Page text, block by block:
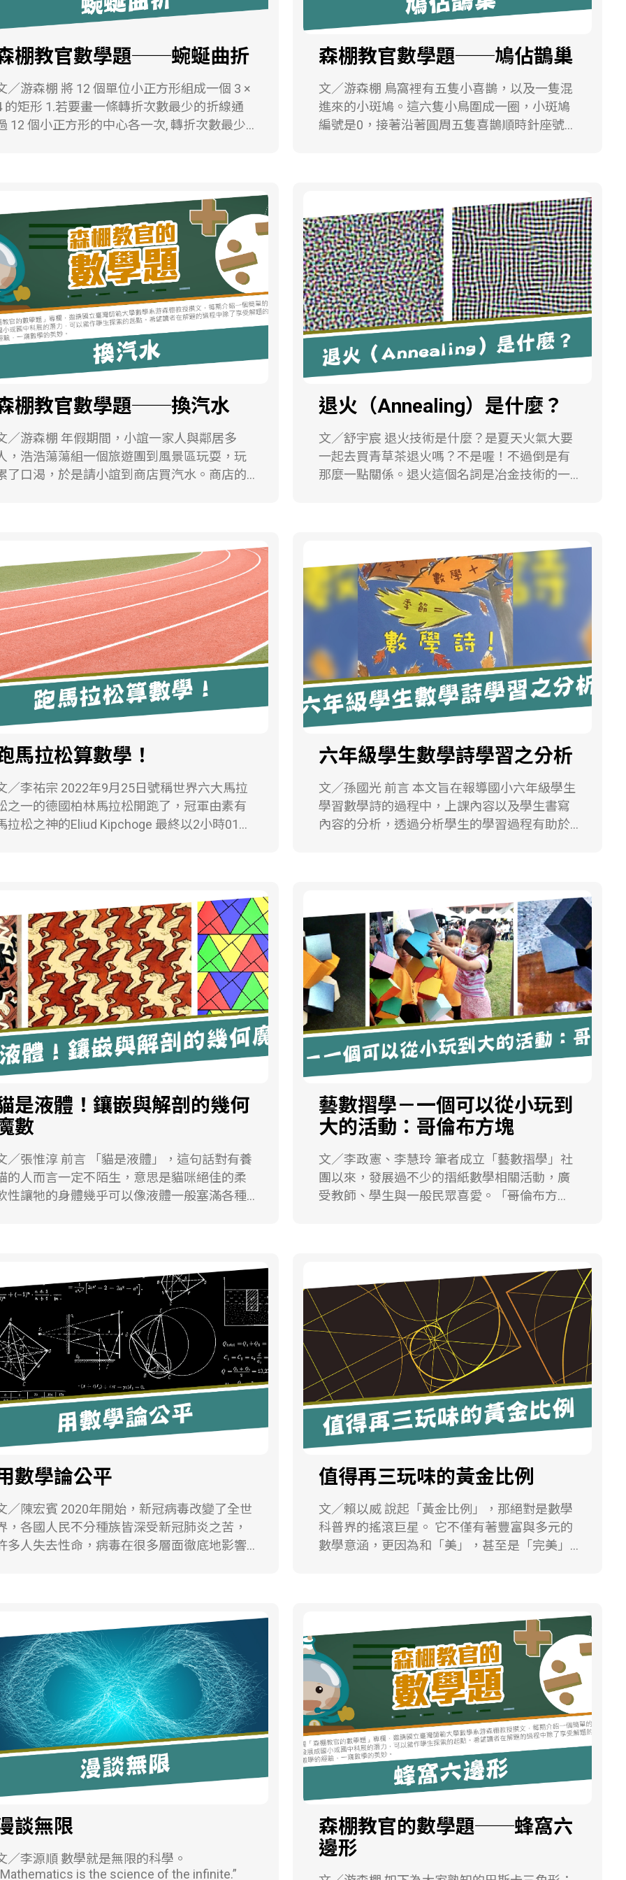
棚教官數學題──蜿蜒曲折
森棚 將 12 個單位小正方形組成一個 3 ×
1.若要畫一條轉折次數最少的折線通
12 個小正方形的中心各一次, 轉折次數最少
森棚教官數學題──鳩佔鵲巢
文／游森棚 鳥窩裡有五隻小喜鵲，以及一隻混
進來的小斑鳩。這六隻小鳥圍成一圈，小斑鳩
編號是0，接著沿著圓周五隻喜鵲順時針座號為
隻被餵食的鳥是由這隻鳥開始，順時針接著沿
著圓周數的第k 隻鳥。然後看這隻鳥的編號是
多少（比如說是r），再由這隻鳥開始沿著圓周
數的第r隻鳥就是下一隻被餵食的鳥，以此類
推。但是如果餵食到斑鳩，食量大的斑鳩會馬
上把所有食物吃光。 因此，如果一開始喜鵲媽
媽選了０號斑鳩，那這樣所有小喜鵲都要餓肚
子了。如果一開始喜鵲媽媽選了２號小鳥餵
食，則會有兩隻小喜鵲吃到食物，餵食順序是
２→４→２→４→２ 如果一開始喜鵲媽媽選了
３號小鳥餵食，則只有這隻小喜鵲吃到食物，
因為餵食順序是 ３→０ 喜鵲媽媽要從幾號小鳥
開始餵，會讓最多小喜鵲吃到食物？ 承上題，
吃最多份食物的小喜鵲吃了幾份食物？ 你能不
能幫五隻小喜鵲的位置排一個順序，使得喜鵲
媽媽從某一隻開始餵食時，會讓五隻小喜鵲都
棚教官數學題──換汽水
森棚 年假期間，小誼一家人與鄰居多
，浩浩蕩蕩組一個旅遊團到風景區玩耍，玩
了口渴，於是請小誼到商店買汽水。商店的
水的錢，請問這個旅遊團最多可以喝到幾瓶
？ 游森棚 國立臺灣師範大學數學系教授
文引用格式：游森棚（2023）。森鵬教官的
學題：蜂窩六邊形。科學研習，62（1），
。
退火（Annealing）是什麼？
文／舒宇宸 退火技術是什麼？是夏天火氣大要
一起去買青草茶退火嗎？不是喔！不過倒是有
那麼一點關係。退火這個名詞是冶金技術的一
個排列更整齊、能量更低，比之前更穩定的狀
態。下圖一是將各種分子想像成不同顏色的像
素，若顏色相似的像素在近距離會互相吸引，
而在遠距離會互相排斥，透過模擬退火的方
式，快速退火就會得到圖一左邊的樣式，而緩
慢退火就會如圖一右圖。從圖一中就可以看出
退火快慢的影響。而這種方式因為有機會得到
最低能量，所以後來退火這個名詞也被衍生成
最佳化的方法之一。 圖1. 快速退火（左圖）與
緩慢退火（右圖）的範例，可以發現右圖的排
列更整齊。 本圖片取自
https://en.wikipedia.org/wiki/Simulated_annealing
退火技術怎麼對金屬以外的過程進行最佳化
呢？舉例來說如果我們用退火法來解決倉儲問
題：一個貨物倉庫，有大小不同的貨物要盡量
放進去這個倉庫中，希望能夠把這個倉庫堆
滿，目標就是讓倉庫剩餘空間最少。這就像上
方法。一開始我們可以隨意放幾件貨物進倉
庫，也就是設定一個初始的放置方法。在此我
們設定一個能量函數，就是將貨物放置到倉庫
之後剩下的倉庫空間。這個問題就是要問怎麼
放貨物進倉庫，才能讓能量函數最小。「加熱
到高溫」的這件事，當然不是在貨物上面加
熱，而是想像有一個高溫讓分子移動，也就是
貨物移動，如改變一下貨物擺放的方式，或是
交換另一個不同的貨物進來倉庫。當然我們希
望每次交換都能讓倉庫剩下的空間越少！但事
一個大貨物交換一個小貨物進來。但誰知道最
後是不是要把大貨物先搬出來，才有可能用小
一個跟溫度有關的接受機率，溫度越高，就有
高的機率允許倉庫內的設置往高能量的方向，
也就是像剛剛所說的，允許搬出一個大貨物換
設定一般會用下列的指數函數： 來設定，其中
T是假想的溫度，Δ是新舊設置之間能量函數的
差異。若新設置的能量函數較舊設置小，就是
找到了更低的能量，此時Δ1，則一定會接受新
的設置。若新設置的能量函數較舊設置大，此
時Δ>0，接受機率p 退火法還可以用在什麼地
方？數獨大家有玩過嗎？就是在一個已經有填
好一些數字的9x9的方格中，每一行、每一列、
每個3x3的框框中填入不重複的1~9的數字。下
圖二就是一個數獨的關卡。我們也可以利用退
每個3x3的框框來思考，舉例來說，圖二的左上
角框框中有2、4、6、3四個數字，因為這3x3
的框框中要有1~9，所以5個空格中可以填入
1、5、7、8、9等5個數字，所以不管填完之後
在行或列上正不正確，總共有5!=120種填入方
先我們得先數字化這個數獨遊戲的目標。也就
是建立一個能量函數：「為每一種不同的填
法，不管它填的正不正確，計算出離數獨遊戲
完成還有多遠。」為了說明這一個能量函數，
我們先隨便找一個方式填入，如圖三。這時候
幾乎不會滿足數獨的規則。像它的第一列就是
524 457 628這九個數字，當中沒有出現1、3、
9這3個數字，這時我們就在它的右邊標記3，以
說明這一列還有3個數字沒有填入。第二列679
319 379沒有出現2、4、5、8這4個數字，我們
就在它的右邊標記4，依此類推可以寫出這9列
還有多少數字沒有填入。而第一行由上而下是
568 457 263，沒有出現1跟9這2個數字，我們
就在它的下面標記2，以說明這一行還有2個數
字沒有填入。依此類推也可以找到每一行還有
馬拉松算數學！
祐宗 2022年9月25日號稱世界六大馬拉
之一的德國柏林馬拉松開跑了，冠軍由素有
拉松之神的Eliud Kipchoge 最終以2小時01分
，指出Eliud Kipchoge平均每公里配速為2分
秒，換算大約為平均每一百公尺17秒的速
。一般民眾一百公尺只花17秒已經有難度
，更何況Eliud Kipchoge是以此速度連續跑了
兩個小時！ 馬拉松運動來自公元前490年
希臘時代雅典與波斯之間的馬拉松戰役。據
希臘在這場戰役中擊敗波斯軍隊，雅典士兵
迪皮德斯為了傳達獲勝訊息，由馬拉松平原
回雅典報捷，隨後力竭而死。後世為了紀念
位士兵，遂將馬拉松平原至雅典的距離（約
公里）變成為一項賽事活動。而經常有人會
：為何全程馬拉松的距離會是42.195公里？
面的195公尺是如來的呢！？其實最初4屆奧
的馬拉松賽，距離都由主辦單位隨意制定。
元896年雅典奧運會，馬拉松的距離不足40
里，西元1900年巴黎奧運會，距離大約是40
里，直到1908年倫敦奧運會，馬拉松的起點
在溫莎城堡，終點設在白城運動場內，賽道
得國際田徑總會（IAAF）金牌等級認證的全
馬拉松。馬拉松的賽道全長為42.195公里。
者近年來有慢跑習慣，因此逐漸了解關於跑
的相關資訊，其中對於長跑界的專有名詞」
速」相當的專注。常聽到跑友互相分享「您
幾分速？」，跑者各有不同的配速：「6分
」、「5分速」、「4分速」等。舉例來說，
謂6分速呢？意即每公里所花的時間為6分
；5分速為每公里所花的時間為5分鐘；3分速
每公里所花的時間為3分鐘等，依此類推。故
速度較5分速為快，依此類推。馬拉松之神
快呢？ 5分速又有多快呢？ 筆者在教學現場
給學生一道題目：假設人跑步速度的極限為
s，則時速大約幾公里？沒有想到每個班
為36km/hr（讀者可自行換算）。筆者會提
此問題是讓學生了解人類的跑步極限時速，
然，這樣的速度人體極限也頂多只能維持到
400公尺而已，即使是世界頂尖選手也無法以
速度跑42公里。若以3分速跑完全程馬拉松
（實際是42.195km，為了便於計算取整
），所需的時間為42×3=126分鐘=2小時零6
。這距離世界紀錄不到5分鐘的差距，也幾乎
人體的極限了！反之，這樣的速度如何換算
每百公尺的速度呢？42公里=42000公尺=420
公尺=18秒/百公尺。以筆者的速度來說，個
一趟，實在很難想像頂尖跑者可以以此速度
六年級學生數學詩學習之分析
文／孫國光 前言 本文旨在報導國小六年級學生
學習數學詩的過程中，上課內容以及學生書寫
內容的分析，透過分析學生的學習過程有助於
相關數學詩進行教學，同時也不強迫學生發
表，以學生自願為主，於課後收回學生書寫筆
記。 課程以兒童文學家林良所翻譯Betsy
Franco的《數學詩》一書中的數學詩來進行教
學。此處的數學詩是將生活中的情境與四則運
算符號結合，用運算符號來搭配詩的文學性。
課程內容以簡報方式呈現，一開始先呈現書的
封面，如下圖1，讓學生看到有運算符號。在呈
現每一首數學詩時，先呈現不含運算符號和答
案的文字讓學生思考，並請他們將想法寫下來
再分享他們的想法，之後提供學生書中所用的
運算符號，請學生思考、寫下答案並分享他們
的想法，最後提供詩的答案供學生討論作者的
創作。研究者這樣做的目的是不希望侷限學生
的思考方向，讓學生自由找尋適當的運算符號
進行創作。 研究者嘗試以數學加、減法語意結
構的方式來分析詩的隱性意涵，看看學生在創
作時是否有符合加減法的內涵；同時也嘗試從
氣、長長的影子、貓兒的一身厚毛」給學生，
起初學生的反應是「是否有標準答案」，等研
究者說明沒有標準答案時，學生似乎是從猜謎
語的方向提出熊的回答，同時他的理由似乎是
使用交集的概念。 S：老師，有標準答案嗎？
S：我覺得是一隻熊。 T：為什麼你會覺得是一
隻熊呢？ S：因為清新的空氣是在山裡面，長
長的影子代表很大隻，又有一身厚毛，所以是
熊。 課後整理、分析學生書寫回饋如下圖2。
搭配上述學生的說明，可以看出回答熊及獅子
生回答：「我在山上和龍貓一起唱歌」，研究
用擬人法的同時把自己融入詩中，想像自己與
龍貓一起唱歌。 圖2. 數學詩－秋天的信號部分
學生書寫回饋整理 當告知學生書中使用的是加
使用數學符號（例如：熊、獅子、龍貓）來呈
現想法。這一位學生回答如圖3，研究者認為學
生的回答合理。雖然臺灣由於季風及地形影
響，通常夏天的空氣品質較冬天要好（參考行
政院環境保護署-空品說明），但是夏天通常較
令人感到悶熱，冬天的空氣較冷，因此感覺比
較清新。同時冬天的影子的確較長，冬天也需
要更加保暖的厚毛。因此從文學的角度將空
氣、影子、厚毛「借代」為冬天。研究發現僅
有一位學生從加法創造新的內容，可能是剛開
3. 數學詩－秋天的信號學生加法回答 接著提供
書中的畫面（原書中第2、3頁，文字內容如圖
4）讓學生欣賞並與學生討論。學生一開始對於
是液體！鑲嵌與解剖的幾何
數
惟淳 前言 「貓是液體」，這句話對有養
的人而言一定不陌生，意思是貓咪絕佳的柔
性讓牠的身體幾乎可以像液體一般塞滿各種
組裝的嗎？將左圖貓咪的「前腳」順時針旋
蓋到臉上，接著將「屁股」逆時針旋轉 貼住
腦勺，最後將下面的「肚子」向上平移到耳
上面就完成了！雖然可憐的貓咪被分成了四
，但牠真的剛好能夠重新組合成一個正方
旨即是在探討如何設計出一個這
特殊的圖形，又如何將貓咪剪開重新拼成正
形，甚至拼成五邊形、六邊形以及不規則的
何圖案，最後還可以無限地鋪滿整個平面。
了瞭解這隻貓咪是怎麼畫的，我們要先準備
預備知識： 預備知識一：裁縫師問題 這裡
您先思考一個問題：如何將一個正三角形切
幾片，重新組合成一個正方形呢？ 這個問題
由美國數學家──亨利．杜德尼（Henry
）所提出的，又稱為裁縫師問題
於E。 在QS上取一點F使得SE=QF。 以F
垂足，作FR⊥QS於F，交BC於R。 沿線切開
圖2(2)，完畢。 裁縫師問題的切痕有許多
同的等價作法，以上僅列出其中一種。這個
法也可以用尺規作圖完成。 這種將圖形切開
再組裝為新圖形的方法，在數學上稱為「幾
解剖」（Geometric Dissection），是計算幾
學（Computational Geometry）下的一個分
。筆者相當中意這個命名法，所謂「解剖」
指研究、拆解並分析生物器官的學問。這種
題不也像是讓三角形、正方形像是有了生命
樣，可以去分析它們的構造嗎？ 另外，如果
們將P、Q、R、S這四點中的其中三點固定，
可以像樞紐一樣旋轉，這種每塊拼圖都可以
藝數摺學－一個可以從小玩到
大的活動：哥倫布方塊
文／李政憲、李慧玲 筆者成立「藝數摺學」社
團以來，發展過不少的摺紙數學相關活動，廣
受教師、學生與一般民眾喜愛。「哥倫布方
可以很容易上手，並且與數學作連結的好活
動。之所以稱為「哥倫布方塊」的原因，是一
個蠻有趣的軼事。本文將從其名稱開始介紹
起，接著討論其摺製方式與哥倫布方塊球的組
裝與摺製方式，同時帶各位讀者思考所需要的
數學知識，以及最後延伸作品的展示，希望可
以讓大家對於這個作品的相關知識有更深入的
了解。 圖1. 圖2. 哥倫布方塊由來 話說於1492年
發現美洲新大陸的哥倫布（Christopher
Columbus，1451一1506）回到西班牙後，辦
理了一場慶功餐會。在慶功宴上有人就很不以
為然的說道：「我看這件事不值得這樣慶祝。
哥倫布不過是坐著船往西走，再往西走，碰上
了一塊大陸而已。任何一個人只要坐船一直向
西行，都會有這個發現。」這時會場的氣氛尷
尬極了，大家頓時鴉雀無聲，面面相覷，不知
試，總是會滾來滾去，引起哄堂大笑，無法將
其尖頭朝下，立於桌面上。 眼見大家無法挑戰
成功，接著哥倫布便拿起這顆雞蛋，把尖頭往
桌上輕輕一敲，那稍微碎了一點殼的蛋就穩穩
地立在桌上了。這時剛剛講話的人不禁大叫：
「這不能算，他把蛋殼摔破，當然可以站
住。」只見哥倫布正色說道：「是的！你和我
的差別就在這裡，你不敢敲，而我敢敲。世界
上的一切發現和發明，在一些人看來都是簡單
不過的；然而他們總是在別人指出應該怎樣做
以後才會說出來。」最後贏得宴會上每位賓客
的喝彩。 很有趣且勵志的一個故事是不是？在
還沒開始活動之前，就可以先跟學生勉勵一
數學論公平
宏賓 2020年開始，新冠病毒改變了全世
，各國人民不分種族皆深受新冠肺炎之苦，
多人失去性命，病毒在很多層面徹底地影響
議題中，都牽涉到如何有效率的執行並且大
維持『公平性』。 何謂「公平」？ 在《教
部國語辭典》裡的釋義是「不偏私」。《管
．形勢》：「天公平而無私，故美惡莫不
，地公平而無私，故大小莫不載。」古人認
公平是指天、地無私的對待世界萬物。人之
存在嗎？ 人有辦法像天地那樣無私嗎？ 恐怕
聖人都有困難吧。現代人認為的公平，則在
給予機會、權利、資源或待遇方面，不存在
袒或歧視的做法。所以，公平通常指對『每
個人』都公正地處理，而不僅僅是對某些特
人或群體。 那麼怎樣可稱為「對每一個人
在偏袒或歧視」？ 從數學上來說，公平是
種屬於資源分配問題的共同目標。通常指的
將一個整體均分成若干個部分，並使得每個
值得再三玩味的黃金比例
文／賴以威 說起「黃金比例」，那絕對是數學
科普界的搖滾巨星。 它不僅有著豐富與多元的
數學意涵，更因為和「美」，甚至是「完美」
曾經以黃金比例命名。數學愛好者必然對黃金
比例不陌生，本篇文章嘗試整理一些相關知
識，帶大家再訪黃金比例。 數學的介紹 黃金比
例的值為 通常習慣用希臘字母φ (phi)來表示，
近似值為1.618。 早在西元前四世紀，古希臘數
學家歐幾里德就曾於其經典數學著作《幾何原
本》描述過黃金比例。當時尚未發展出根號，
歐幾里德介紹黃金比例時，用了比較間接，但
充分表示黃金比例特性的說法： 如果把一條線
分成長段與短段，分出來的結果會有 全長：長
段＝長段：短段 的特質，我們就稱此分割方式
為「黃金分割」，分割得到的上述比值即是黃
金比例。如下圖，有一條線段AB，我們依黃金
比例切割這條線段，畫出點C，就會得到
AB:AC=AC:CB。 圖1. 黃金比例切割 關於根號與
談無限
源順 數學就是無限的科學。
is the science of the infinite.”
森棚教官的數學題──蜂窩六
邊形